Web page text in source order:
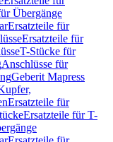
Übergänge
Ersatzteile für
Ersatzteile für
T-Stücke für
Anschlüsse für
Geberit Mapress
Ersatzteile für
Ersatzteile für T-